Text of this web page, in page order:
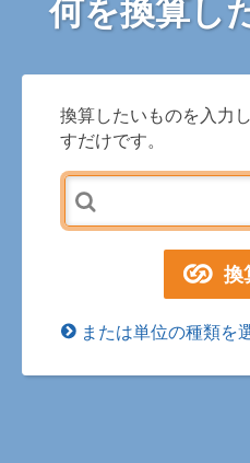
何を換算し
換算したいものを入力
すだけです。
または単位の種類を